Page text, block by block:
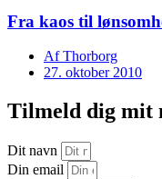
Fra kaos til
AfThorborg
27. oktober 2010
Tilmeld dig mit
Dit navn
Din email